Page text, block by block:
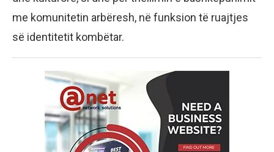
me komunitetin arbëresh, në funksion të ruajtjes
së identitetit kombëtar.